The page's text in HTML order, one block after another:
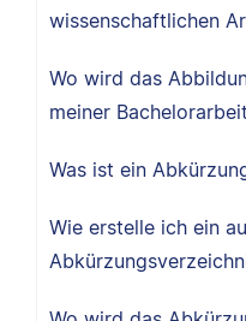
wissenschaftlichen
Wo wird das
meiner
Was ist ein
Wie erstelle ich ein